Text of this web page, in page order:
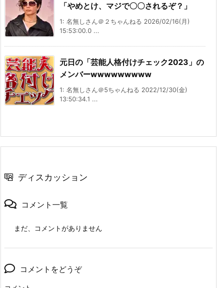
「やめとけ、マジで〇〇されるぞ？」
1: 名無しさん＠２ちゃんねる 2026/02/16(月)
15:53:00.0 ...
元日の「芸能人格付けチェック2023」の
メンバーwwwwwwwww
1: 名無しさん＠5ちゃんねる 2022/12/30(金)
13:50:34.1 ...
ディスカッション
コメント一覧
まだ、コメントがありません
コメントをどうぞ